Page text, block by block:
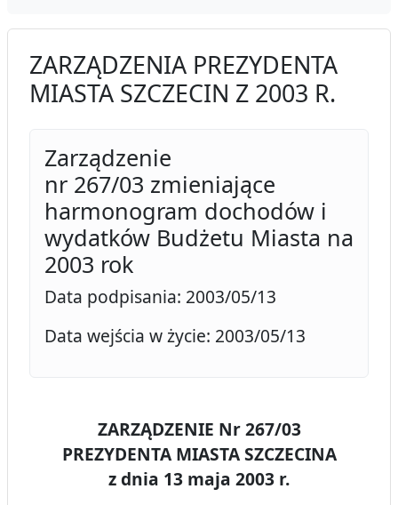
ZARZĄDZENIA PREZYDENTA
MIASTA SZCZECIN Z 2003 R.
Zarządzenie
nr 267/03 zmieniające
harmonogram dochodów i
wydatków Budżetu Miasta na
2003 rok
Data podpisania: 2003/05/13
Data wejścia w życie: 2003/05/13
ZARZĄDZENIE Nr 267/03
PREZYDENTA MIASTA SZCZECINA
z dnia 13 maja 2003 r.